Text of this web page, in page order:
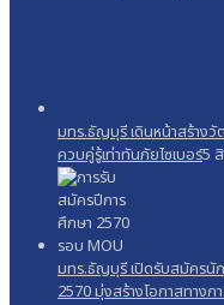
มทร.ธัญบุรี เดินหน้าสร้า
ควบคู่รู้เท่าทันภัยไซเบอร์5
มทร.ธัญบุรี เปิดรับสมัครนั
2570 มุ่งสร้างโอกาสทาง